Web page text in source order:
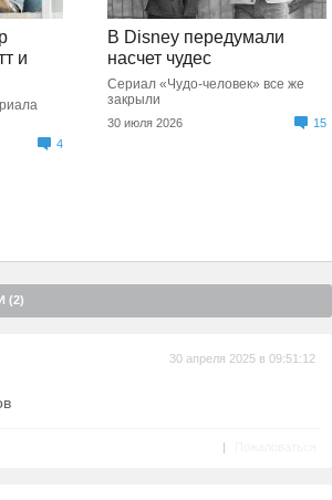
и
4
В Disney передумали
насчет чудес
Сериал «Чудо-человек» все же
закрыли
30 июля 2026 15
(2)
30 апреля 2025 в 09:51:12
|